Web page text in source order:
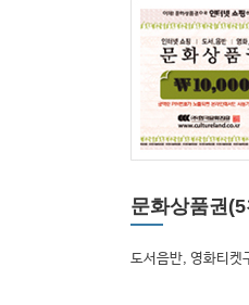
문화상품권
도서음반, 영화티